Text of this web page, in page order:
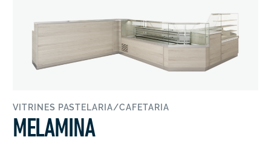
VITRINES PASTELARIA/CAFETARIA
MELAMINA